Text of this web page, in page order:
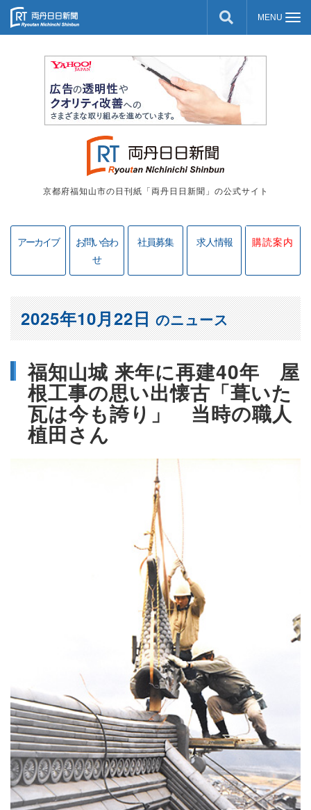
京都府福知山市の日刊紙「両丹日日新聞」の公式サイト
アーカイブ
お問い合わ
せ
社員募集 求人情報 購読案内
福知山城 来年に再建40年 屋
根工事の思い出懐古「葺いた
瓦は今も誇り」 当時の職人
植田さん
2025年10月22日のニュース